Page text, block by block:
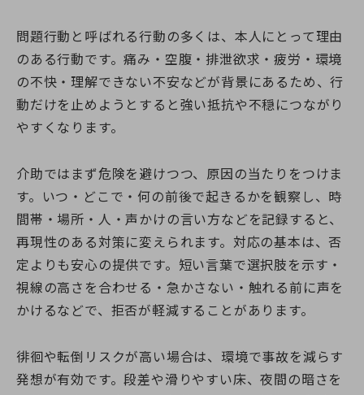
問題行動と呼ばれる行動の多くは、本人にとって理由
のある行動です。痛み・空腹・排泄欲求・疲労・環境
の不快・理解できない不安などが背景にあるため、行
動だけを止めようとすると強い抵抗や不穏につながり
やすくなります。
介助ではまず危険を避けつつ、原因の当たりをつけま
す。いつ・どこで・何の前後で起きるかを観察し、時
間帯・場所・人・声かけの言い方などを記録すると、
再現性のある対策に変えられます。対応の基本は、否
定よりも安心の提供です。短い言葉で選択肢を示す・
視線の高さを合わせる・急かさない・触れる前に声を
かけるなどで、拒否が軽減することがあります。
徘徊や転倒リスクが高い場合は、環境で事故を減らす
発想が有効です。段差や滑りやすい床、夜間の暗さを